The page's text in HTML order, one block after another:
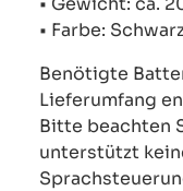
• Farbe:
Benötigte
Lieferumfang
Bitte beachten
unterstützt